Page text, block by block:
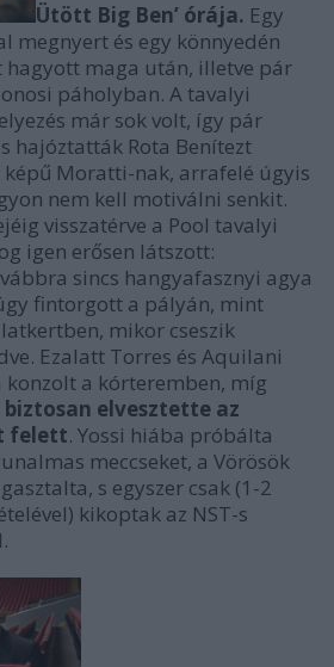
Ütött Big Ben’ órája. Egy
megnyert és egy könnyedén
hagyott maga után, illetve pár
páholyban. A tavalyi
már sok volt, így pár
hajóztatták Rota Benítezt
képű Moratti-nak, arrafelé úgyis
nem kell motiválni senkit.
visszatérve a Pool tavalyi
igen erősen látszott:
sincs hangyafasznyi agya
fintorgott a pályán, mint
mikor cseszik
Ezalatt Torres és Aquilani
konzolt a kórteremben, míg
biztosan elvesztette az
felett. Yossi hiába próbálta
meccseket, a Vörösök
s egyszer csak (1-2
kikoptak az NST-s